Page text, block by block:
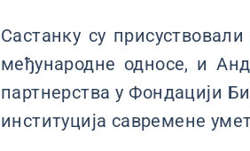
Састанку су
међународне односе, и
партнерства у Фондацији
институција савремене